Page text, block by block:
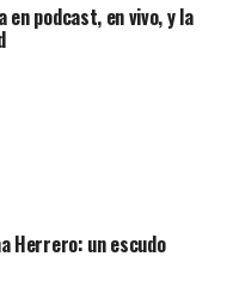
en podcast, en vivo, y la
Herrero: un escudo